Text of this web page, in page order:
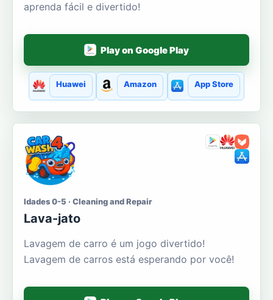
aprenda fácil e divertido!
Play on Google Play
Huawei Amazon App Store
Idades 0-5 · Cleaning and Repair
Lava-jato
Lavagem de carro é um jogo divertido!
Lavagem de carros está esperando por você!